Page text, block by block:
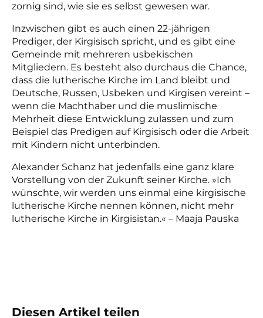
zornig sind, wie sie es selbst gewesen war.
Inzwischen gibt es auch einen 22-jährigen
Prediger, der Kirgisisch spricht, und es gibt eine
Gemeinde mit mehreren usbekischen
Mitgliedern. Es besteht also durchaus die Chance,
dass die lutherische Kirche im Land bleibt und
Deutsche, Russen, Usbeken und Kirgisen vereint –
wenn die Machthaber und die muslimische
Mehrheit diese Entwicklung zulassen und zum
Beispiel das Predigen auf Kirgisisch oder die Arbeit
mit Kindern nicht unterbinden.
Alexander Schanz hat jedenfalls eine ganz klare
Vorstellung von der Zukunft seiner Kirche. »Ich
wünschte, wir werden uns einmal eine kirgisische
lutherische Kirche nennen können, nicht mehr
lutherische Kirche in Kirgisistan.« – Maaja Pauska
Diesen Artikel teilen